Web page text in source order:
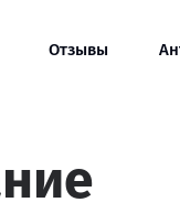
Отзывы